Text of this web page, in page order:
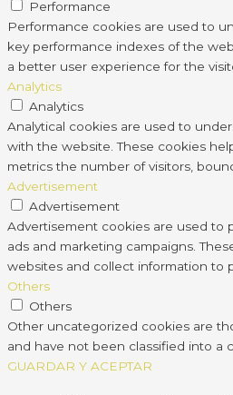
Performance
Performance cookies are used to
key performance indexes of the
a better user experience for the
Analytics
Analytics
Analytical cookies are used to
with the website. These cookies
metrics the number of visitors,
Advertisement
Advertisement
Advertisement cookies are used to
ads and marketing campaigns.
websites and collect information to
Others
Others
Other uncategorized cookies are
and have not been classified into a
GUARDAR Y ACEPTAR